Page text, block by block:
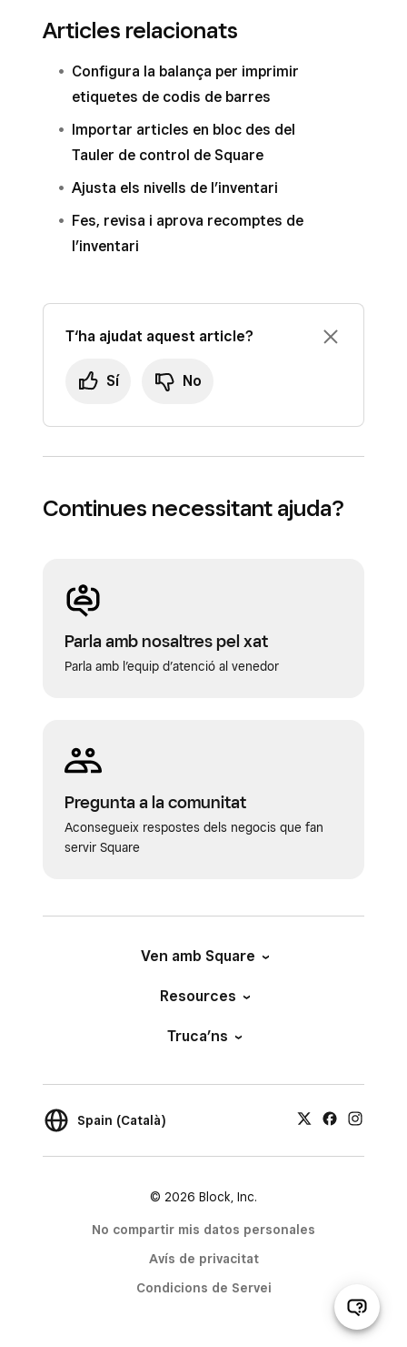
Articles relacionats
Configura la balança per imprimir
etiquetes de codis de barres
Importar articles en bloc des del
Tauler de control de Square
Ajusta els nivells de l’inventari
Fes, revisa i aprova recomptes de
l’inventari
T‘ha ajudat aquest article?
Sí No
Continues necessitant ajuda?
Parla amb nosaltres pel xat
Parla amb l’equip d’atenció al venedor
Pregunta a la comunitat
Aconsegueix respostes dels negocis que fan
servir Square
Ven amb Square
Resources
Truca’ns
Spain (Català)
© 2026 Block, Inc.
No compartir mis datos personales
Avís de privacitat
Condicions de Servei